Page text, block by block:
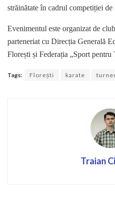
străinătate în cadrul competiției
Evenimentul este organizat de
parteneriat cu Direcția Generală
Florești și Federația „Sport pentru
Tags: Florești karate
Traian